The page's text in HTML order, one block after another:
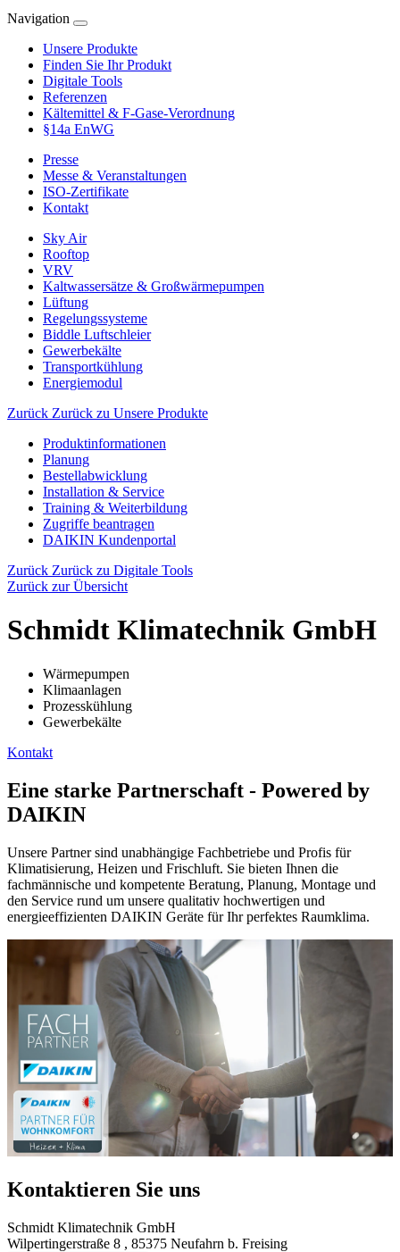
Navigation
Unsere Produkte
Finden Sie Ihr Produkt
Digitale Tools
Referenzen
Kältemittel & F-Gase-Verordnung
§14a EnWG
Presse
Messe & Veranstaltungen
ISO-Zertifikate
Kontakt
Sky Air
Rooftop
VRV
Kaltwassersätze & Großwärmepumpen
Lüftung
Regelungssysteme
Biddle Luftschleier
Gewerbekälte
Transportkühlung
Energiemodul
Zurück Zurück zu Unsere Produkte
Produktinformationen
Planung
Bestellabwicklung
Installation & Service
Training & Weiterbildung
Zugriffe beantragen
DAIKIN Kundenportal
Zurück Zurück zu Digitale Tools
Zurück zur Übersicht
Schmidt Klimatechnik GmbH
Wärmepumpen
Klimaanlagen
Prozesskühlung
Gewerbekälte
Kontakt
Eine starke Partnerschaft - Powered by
DAIKIN
Unsere Partner sind unabhängige Fachbetriebe und Profis für
Klimatisierung, Heizen und Frischluft. Sie bieten Ihnen die
fachmännische und kompetente Beratung, Planung, Montage und
den Service rund um unsere qualitativ hochwertigen und
energieeffizienten DAIKIN Geräte für Ihr perfektes Raumklima.
Kontaktieren Sie uns
Schmidt Klimatechnik GmbH
Wilpertingerstraße 8 , 85375 Neufahrn b. Freising